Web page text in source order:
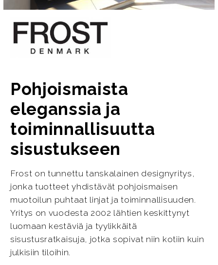
Pohjoismaista
eleganssia ja
toiminnallisuutta
sisustukseen
Frost on tunnettu tanskalainen designyritys,
jonka tuotteet yhdistävät pohjoismaisen
muotoilun puhtaat linjat ja toiminnallisuuden.
Yritys on vuodesta 2002 lähtien keskittynyt
luomaan kestäviä ja tyylikkäitä
sisustusratkaisuja, jotka sopivat niin kotiin kuin
julkisiin tiloihin.